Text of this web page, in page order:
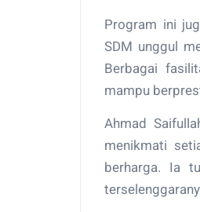
Program ini
SDM unggul
Berbagai
mampu
Ahmad
menikmati
berharga. Ia